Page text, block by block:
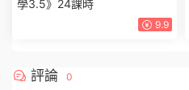
評論 0